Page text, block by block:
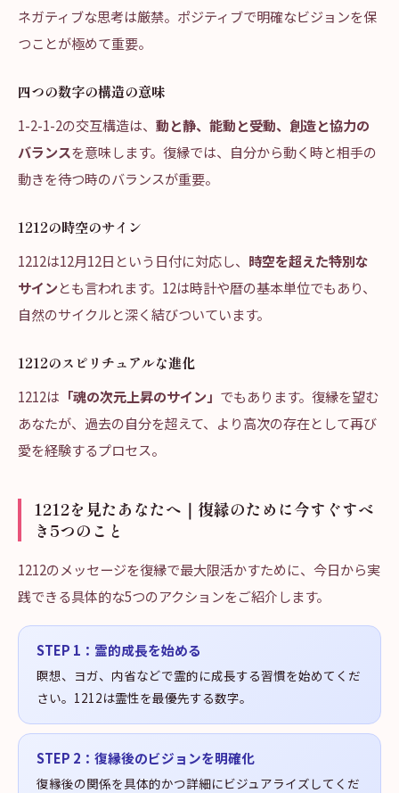
ネガティブな思考は厳禁。ポジティブで明確なビジョンを保
つことが極めて重要。
四つの数字の構造の意味
1-2-1-2の交互構造は、 動と静、能動と受動、創造と協力の
バランスを意味します。復縁では、自分から動く時と相手の
動きを待つ時のバランスが重要。
1212の時空のサイン
1212は12月12日という日付に対応し、 時空を超えた特別な
サインとも言われます。12は時計や暦の基本単位でもあり、
自然のサイクルと深く結びついています。
1212のスピリチュアルな進化
1212は 「魂の次元上昇のサイン」 でもあります。復縁を望む
あなたが、過去の自分を超えて、より高次の存在として再び
愛を経験するプロセス。
1212を見たあなたへ｜復縁のために今すぐすべ
き5つのこと
1212のメッセージを復縁で最大限活かすために、今日から実
践できる具体的な5つのアクションをご紹介します。
STEP 1 ： 霊的成長を始める
瞑想、ヨガ、内省などで霊的に成長する習慣を始めてくだ
さい。1212は霊性を最優先する数字。
STEP 2 ： 復縁後のビジョンを明確化
復縁後の関係を具体的かつ詳細にビジュアライズしてくだ